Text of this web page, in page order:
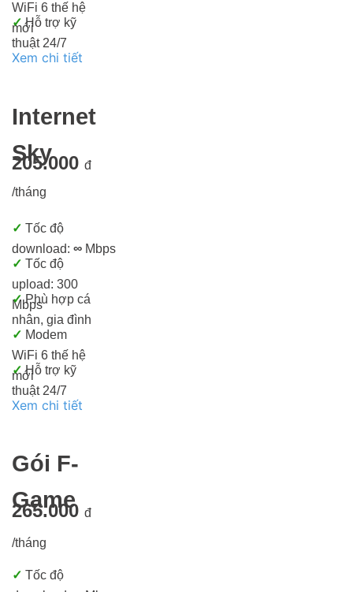
WiFi 6 thế hệ
mới
✓Hỗ trợ kỹ
thuật 24/7
Xem chi tiết
Internet
Sky
205.000 đ
/tháng
✓ Tốc độ
download: ∞ Mbps
✓ Tốc độ
upload: 300
Mbps
✓Phù hợp cá
nhân, gia đình
✓ Modem
WiFi 6 thế hệ
mới
✓Hỗ trợ kỹ
thuật 24/7
Xem chi tiết
Gói F-
Game
265.000 đ
/tháng
✓ Tốc độ